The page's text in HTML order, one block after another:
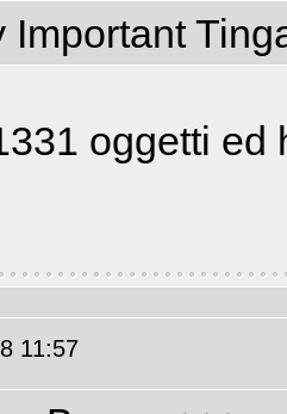
Important
oggetti
11:57